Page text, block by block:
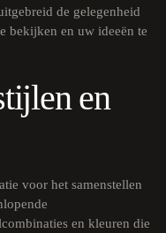
de gelegenheid
bekijken en uw ideeën te
en
voor het samenstellen
en kleuren die